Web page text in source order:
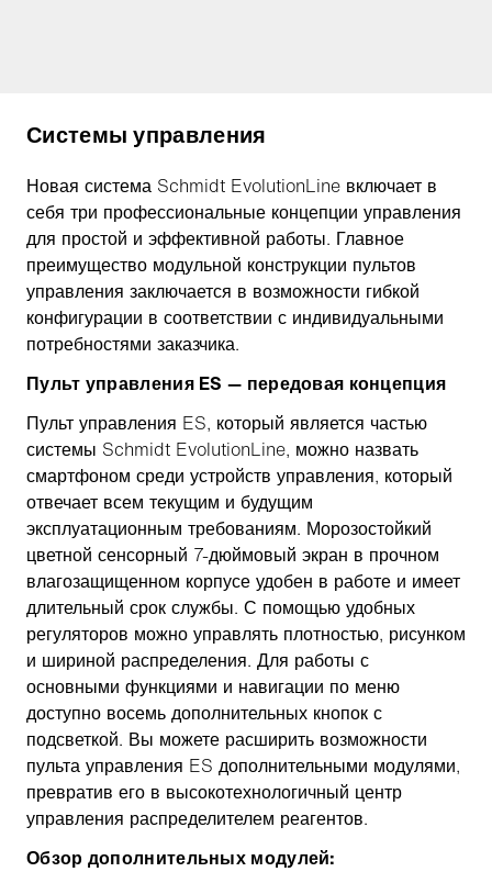
Системы управления
Новая система Schmidt EvolutionLine включает в
себя три профессиональные концепции управления
для простой и эффективной работы. Главное
преимущество модульной конструкции пультов
управления заключается в возможности гибкой
конфигурации в соответствии с индивидуальными
потребностями заказчика.
Пульт управления ES — передовая концепция
Пульт управления ES, который является частью
системы Schmidt EvolutionLine, можно назвать
смартфоном среди устройств управления, который
отвечает всем текущим и будущим
эксплуатационным требованиям. Морозостойкий
цветной сенсорный 7-дюймовый экран в прочном
влагозащищенном корпусе удобен в работе и имеет
длительный срок службы. С помощью удобных
регуляторов можно управлять плотностью, рисунком
и шириной распределения. Для работы с
основными функциями и навигации по меню
доступно восемь дополнительных кнопок с
подсветкой. Вы можете расширить возможности
пульта управления ES дополнительными модулями,
превратив его в высокотехнологичный центр
управления распределителем реагентов.
Обзор дополнительных модулей: